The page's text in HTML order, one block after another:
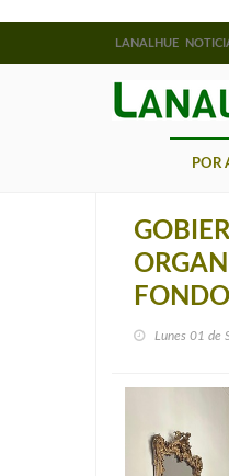
LANALHUE
POR
Lunes 01 de